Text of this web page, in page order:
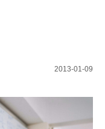
2013-01-09